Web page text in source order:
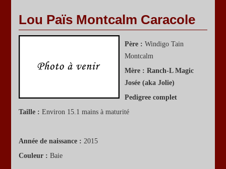
Lou Païs Montcalm Caracole
Père : Windigo Tain
Montcalm
Mère : Ranch-L Magic
Josée (aka Jolie)
Pedigree complet
Taille : Environ 15.1 mains à maturité
Année de naissance : 2015
Couleur : Baie